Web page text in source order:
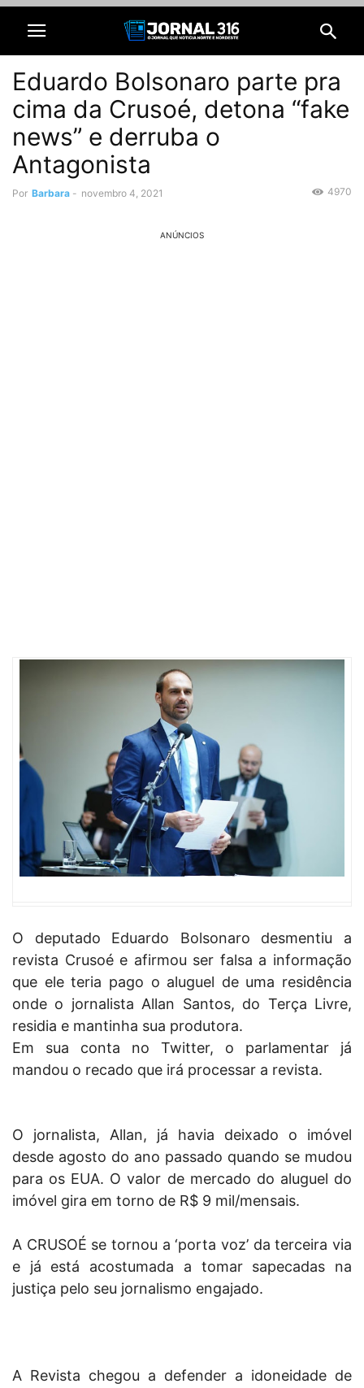
Eduardo Bolsonaro parte pra
cima da Crusoé, detona “fake
news” e derruba o
Antagonista
Por Barbara - novembro 4, 2021 4970
ANÚNCIOS
O deputado Eduardo Bolsonaro desmentiu a
revista Crusoé e afirmou ser falsa a informação
que ele teria pago o aluguel de uma residência
onde o jornalista Allan Santos, do Terça Livre,
residia e mantinha sua produtora.
Em sua conta no Twitter, o parlamentar já
mandou o recado que irá processar a revista.
O jornalista, Allan, já havia deixado o imóvel
desde agosto do ano passado quando se mudou
para os EUA. O valor de mercado do aluguel do
imóvel gira em torno de R$ 9 mil/mensais.
A CRUSOÉ se tornou a ‘porta voz’ da terceira via
e já está acostumada a tomar sapecadas na
justiça pelo seu jornalismo engajado.
A Revista chegou a defender a idoneidade de